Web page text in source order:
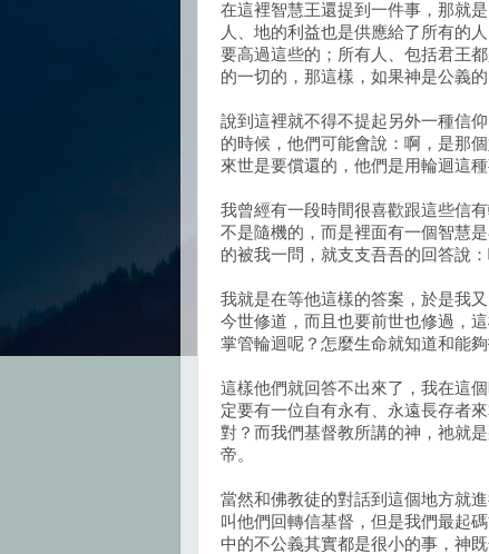
在這裡智慧王還提到一件事，那就
人、地的利益也是供應給了所有的
要高過這些的；所有人、包括君王
的一切的，那這樣，如果神是公義
說到這裡就不得不提起另外一種信
的時候，他們可能會說：啊，是那
來世是要償還的，他們是用輪迴這
我曾經有一段時間很喜歡跟這些信
不是隨機的，而是裡面有一個智慧
的被我一問，就支支吾吾的回答說
我就是在等他這樣的答案，於是我
今世修道，而且也要前世也修過，
掌管輪迴呢？怎麼生命就知道和能
這樣他們就回答不出來了，我在這
定要有一位自有永有、永遠長存者
對？而我們基督教所講的神，祂就
帝。
當然和佛教徒的對話到這個地方就
叫他們回轉信基督，但是我們最起
中的不公義其實都是很小的事，神